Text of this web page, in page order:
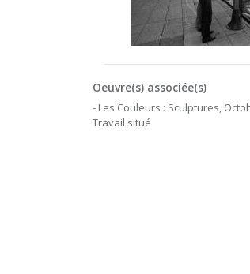
Oeuvre(s) associée(s)
- Les Couleurs : Sculptures,
Travail situé